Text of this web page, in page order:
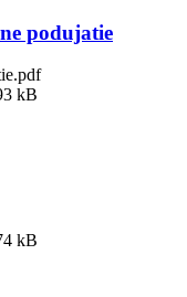
podujatie
kB
kB